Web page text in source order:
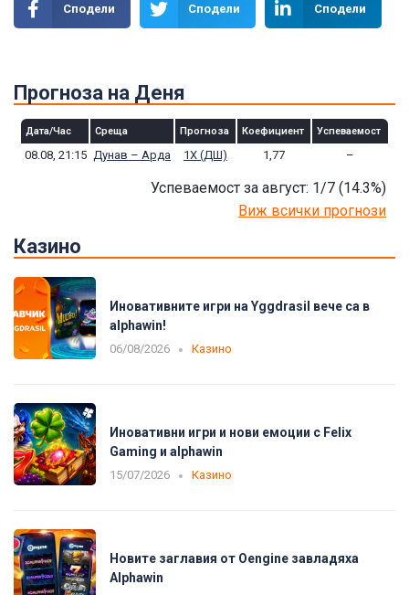
Сподели Сподели Сподели
Прогноза на Деня
Дата/Час Среща Прогноза Коефициент Успеваемост
08.08, 21:15 Дунав – Арда 1Х (ДШ) 1,77 –
Успеваемост за август: 1/7 (14.3%)
Виж всички прогнози
Казино
Иновативните игри на Yggdrasil вече са в
alphawin!
06/08/2026 Казино
Иновативни игри и нови емоции с Felix
Gaming и alphawin
15/07/2026 Казино
Новите заглавия от Oengine завладяха
Alphawin